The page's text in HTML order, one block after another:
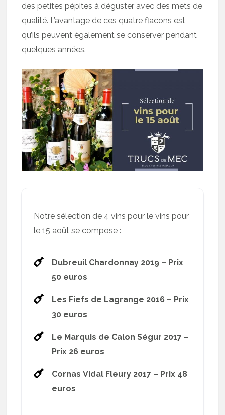
des petites pépites à déguster avec des mets de
qualité. L’avantage de ces quatre flacons est
qu’ils peuvent également se conserver pendant
quelques années.
Notre sélection de 4 vins pour le vins pour
le 15 août se compose :
Dubreuil Chardonnay 2019 – Prix
50 euros
Les Fiefs de Lagrange 2016 – Prix
30 euros
Le Marquis de Calon Ségur 2017 –
Prix 26 euros
Cornas Vidal Fleury 2017 – Prix 48
euros